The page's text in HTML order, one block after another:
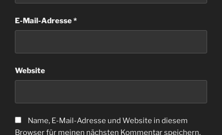
E-Mail-Adresse*
Website
Name, E-Mail-Adresse und Website in diesem
Browser für meinen nächsten Kommentar speichern.